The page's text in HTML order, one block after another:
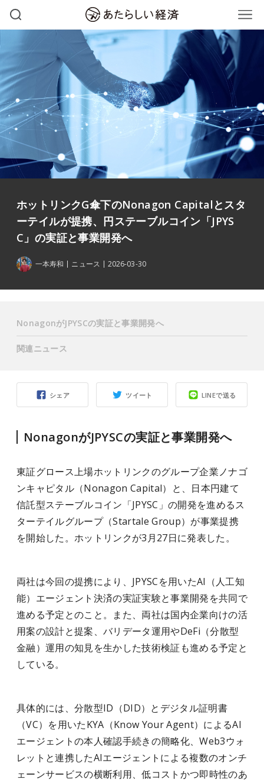
ホットリンクG傘下のNonagon Capitalとスタ
ーテイルが提携、円ステーブルコイン「JPYS
C」の実証と事業開発へ
一本寿和 ニュース 2026-03-30
シェア ツイート LINEで送る
NonagonがJPYSCの実証と事業開発へ
東証グロース上場ホットリンクのグループ企業ノナゴ
ンキャピタル（Nonagon Capital）と、日本円建て
信託型ステーブルコイン「JPYSC」の開発を進めるス
ターテイルグループ（Startale Group）が事業提携
を開始した。ホットリンクが3月27日に発表した。
両社は今回の提携により、JPYSCを用いたAI（人工知
能）エージェント決済の実証実験と事業開発を共同で
進める予定とのこと。また、両社は国内企業向けの活
用案の設計と提案、バリデータ運用やDeFi（分散型
金融）運用の知見を生かした技術検証も進める予定と
している。
具体的には、分散型ID（DID）とデジタル証明書
（VC）を用いたKYA（Know Your Agent）によるAI
エージェントの本人確認手続きの簡略化、Web3ウォ
レットと連携したAIエージェントによる複数のオンチ
ェーンサービスの横断利用、低コストかつ即時性のあ
NonagonがJPYSCの実証と事業開発へ
関連ニュース